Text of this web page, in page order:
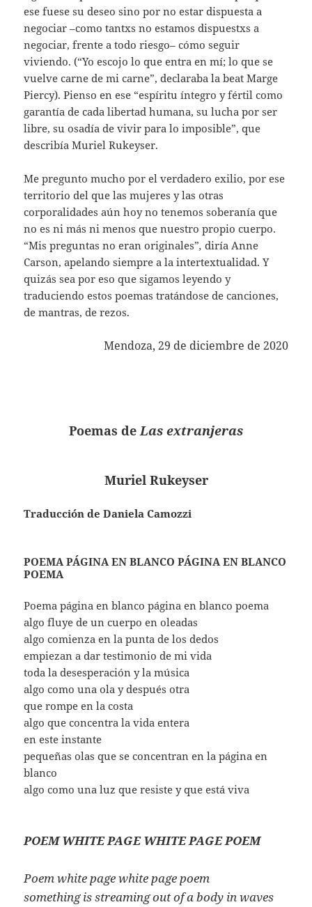
ese fuese su deseo sino por no estar dispuesta a
negociar –como tantxs no estamos dispuestxs a
negociar, frente a todo riesgo– cómo seguir
viviendo. (“Yo escojo lo que entra en mí; lo que se
vuelve carne de mi carne”, declaraba la beat Marge
Piercy). Pienso en ese “espíritu íntegro y fértil como
garantía de cada libertad humana, su lucha por ser
libre, su osadía de vivir para lo imposible”, que
describía Muriel Rukeyser.
Me pregunto mucho por el verdadero exilio, por ese
territorio del que las mujeres y las otras
corporalidades aún hoy no tenemos soberanía que
no es ni más ni menos que nuestro propio cuerpo.
“Mis preguntas no eran originales”,diría Anne
Carson, apelando siempre a la intertextualidad. Y
quizás sea por eso que sigamos leyendo y
traduciendo estos poemas tratándose de canciones,
de mantras, de rezos.
Mendoza, 29 de diciembre de 2020
Poemas deLas extranjeras
Muriel Rukeyser
Traducción de Daniela Camozzi
POEMA PÁGINA EN BLANCO PÁGINA EN BLANCO
POEMA
Poema página en blanco página en blanco poema
algo fluye de un cuerpo en oleadas
algo comienza en la punta de los dedos
empiezan a dar testimonio de mi vida
toda la desesperación y la música
algo como una ola y después otra
que rompe en la costa
algo que concentra la vida entera
en este instante
pequeñas olas que se concentran en la página en
blanco
algo como una luz que resiste y que está viva
POEM WHITE PAGE WHITE PAGE POEM
Poem white page white page poem
something is streaming out of a body in waves